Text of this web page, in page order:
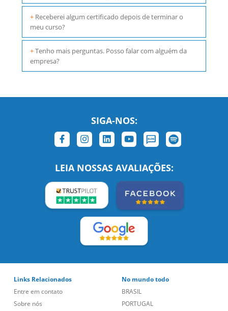
+ Receberei algum certificado depois de terminar o
meu curso?
+Tenho mais perguntas. Posso falar com alguém da
empresa?
SIGA-NOS:
LEIA NOSSAS AVALIAÇÕES:
Links Relacionados
Entre em contato
Sobre nós
No mundo todo
BRASIL
PORTUGAL